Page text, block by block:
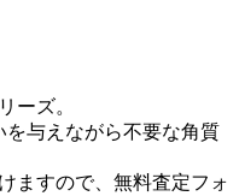
ーズ。
与えながら不要な角質
ますので、無料査定フォ